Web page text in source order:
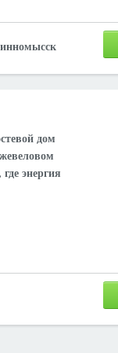
дом
энергия